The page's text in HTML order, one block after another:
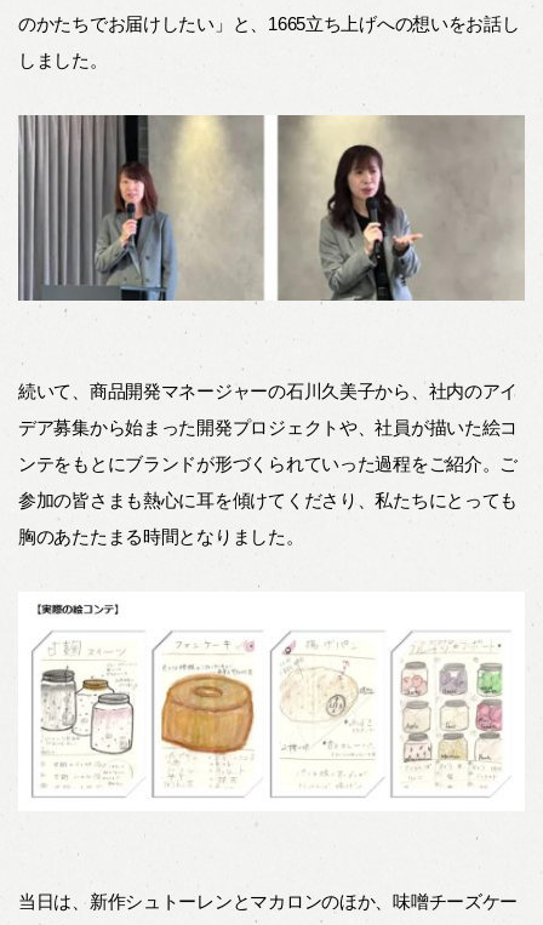
のかたちでお届けしたい」と、1665立ち上げへの想いをお話し
しました。
続いて、商品開発マネージャーの石川久美子から、社内のアイ
デア募集から始まった開発プロジェクトや、社員が描いた絵コ
ンテをもとにブランドが形づくられていった過程をご紹介。ご
参加の皆さまも熱心に耳を傾けてくださり、私たちにとっても
胸のあたたまる時間となりました。
当日は、新作シュトーレンとマカロンのほか、味噌チーズケー